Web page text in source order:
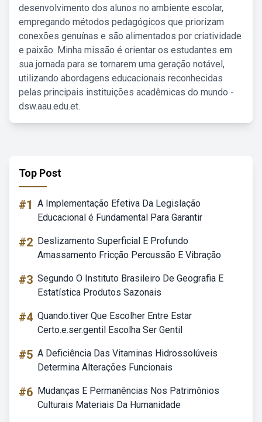
desenvolvimento dos alunos no ambiente escolar,
empregando métodos pedagógicos que priorizam
conexões genuínas e são alimentados por criatividade
e paixão. Minha missão é orientar os estudantes em
sua jornada para se tornarem uma geração notável,
utilizando abordagens educacionais reconhecidas
pelas principais instituições acadêmicas do mundo -
dsw.aau.edu.et.
Top Post
#1 A Implementação Efetiva Da Legislação
Educacional é Fundamental Para Garantir
#2 Deslizamento Superficial E Profundo
Amassamento Fricção Percussão E Vibração
#3 Segundo O Instituto Brasileiro De Geografia E
Estatística Produtos Sazonais
#4 Quando.tiver Que Escolher Entre Estar
Certo.e.ser.gentil Escolha Ser Gentil
#5 A Deficiência Das Vitaminas Hidrossolúveis
Determina Alterações Funcionais
#6 Mudanças E Permanências Nos Patrimônios
Culturais Materiais Da Humanidade